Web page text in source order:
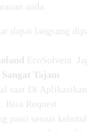
anda.
dapat langsung
EcoSolvent
Sangat Tajam
saat Di
Bisa Request
pasti sesuai